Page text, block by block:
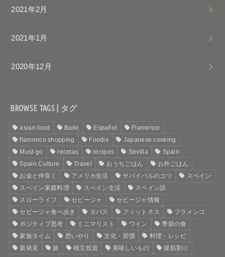
2021年2月
2021年1月
2020年12月
BROWSE TAGS | タグ
asian food Baile Español
Flamenco
flamenco shopping
Foodie
Japanese cooking
Must-go
recetas recipes Sevilla
Spain
Spain Culture
Travel おうちごはん
お外ごはん
お金と仲良く
アメリカ生活 サバイバルのコツ
スペイン
スペイン家庭料理
スペイン生活
スペイン語
スローライフ
セビージャ
セビージャ情報
セビージャ食べ歩き
タパス フィットネス
フラメンコ
ポジティブ思考
ミニマリスト ワイン
季節の食
家族タイム
思いやり 文化・習慣
料理・レシピ
新発見
旅 積立投資 美味しいもの
腹筋割り